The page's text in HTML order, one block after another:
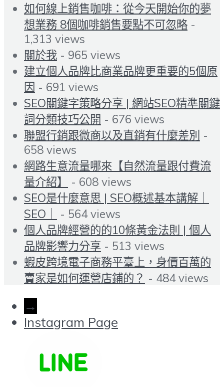
如何線上銷售咖啡：從今天開始你的夢
想業務 8個咖啡銷售要點不可忽略 -
1,313 views
關於我 - 965 views
建立個人品牌比商業品牌更重要的5個原
因 - 691 views
SEO關鍵字策略分享 | 網站SEO精準關鍵
詞分類技巧公開 - 676 views
聯盟行銷跟微商以及直銷有什麼差別 -
658 views
網路生意流量哪來【自然流量跟付費流
量介紹】
- 608 views
SEO是什麼意思 | SEO概述基本講解｜
SEO｜
- 564 views
個人品牌經營的的10條黃金法則 | 個人
品牌影響力分享 - 513 views
蝦皮跨境電子商務平臺上，身價百萬的
賣家是如何運營店鋪的？ - 484 views
→
Instagram Page